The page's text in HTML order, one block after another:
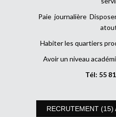
Paie journalière
Habiter les quartiers
Avoir un niveau
Tél: 55
RECRUTEMENT